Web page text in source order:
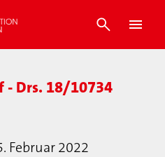
- Drs. 18/10734
Februar 2022